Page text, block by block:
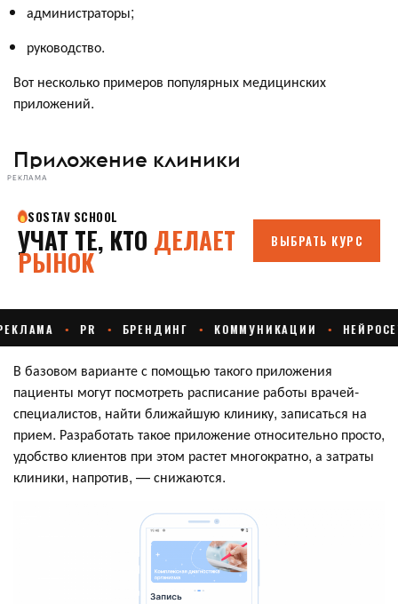
администраторы;
руководство.
Вот несколько примеров популярных медицинских
приложений.
Приложение клиники
РЕКЛАМА
В базовом варианте с помощью такого приложения
пациенты могут посмотреть расписание работы врачей-
специалистов, найти ближайшую клинику, записаться на
прием. Разработать такое приложение относительно просто,
удобство клиентов при этом растет многократно, а затраты
клиники, напротив, — снижаются.